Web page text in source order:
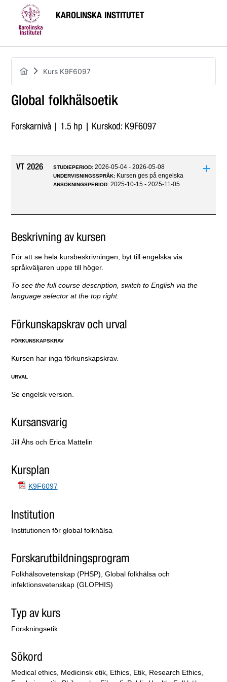
KAROLINSKA INSTITUTET
Kurs K9F6097
Global folkhälsoetik
Forskarnivå | 1.5 hp | Kurskod: K9F6097
VT 2026 STUDIEPERIOD:2026-05-04 - 2026-05-08
UNDERVISNINGSSPRÅK: Kursen ges på engelska
ANSÖKNINGSPERIOD:2025-10-15 - 2025-11-05
+
Beskrivning av kursen
För att se hela kursbeskrivningen, byt till engelska via
språkväljaren uppe till höger.
To see the full course description, switch to English via the
language selector at the top right.
Förkunskapskrav och urval
FÖRKUNSKAPSKRAV
Kursen har inga förkunskapskrav.
URVAL
Se engelsk version.
Kursansvarig
Jill Åhs och Erica Mattelin
Kursplan
K9F6097
Institution
Institutionen för global folkhälsa
Forskarutbildningsprogram
Folkhälsovetenskap (PHSP), Global folkhälsa och
infektionsvetenskap (GLOPHIS)
Typ av kurs
Forskningsetik
Sökord
Medical ethics, Medicinsk etik, Ethics, Etik, Research Ethics,